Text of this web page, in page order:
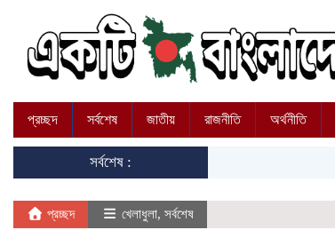
প্রচ্ছদ সর্বশেষ জাতীয় রাজনীতি অর্থনীতি
সর্বশেষ :
প্রচ্ছদ খেলাধুলা, সর্বশেষ